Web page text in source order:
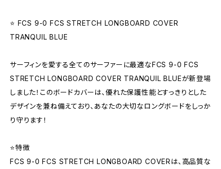
⭐️ FCS 9-0 FCS STRETCH LONGBOARD COVER
TRANQUIL BLUE
サーフィンを愛する全てのサーファーに最適なFCS 9-0 FCS
STRETCH LONGBOARD COVER TRANQUIL BLUEが新登場
しました！このボードカバーは、優れた保護性能とすっきりとした
デザインを兼ね備えており、あなたの大切なロングボードをしっか
り守ります！
⭐️特徴
FCS 9-0 FCS STRETCH LONGBOARD COVERは、高品質な